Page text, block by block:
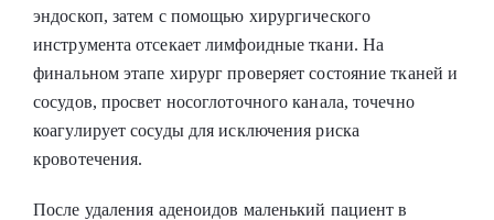
эндоскоп, затем с помощью хирургического
инструмента отсекает лимфоидные ткани. На
финальном этапе хирург проверяет состояние тканей и
сосудов, просвет носоглоточного канала,точечно
коагулирует сосуды для исключения риска
кровотечения.
После удаления аденоидов маленький пациент в